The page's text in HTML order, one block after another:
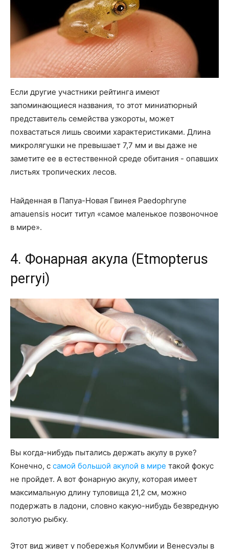
Если другие участники рейтинга имеют
запоминающиеся названия, то этот миниатюрный
представитель семейства узкороты, может
похвастаться лишь своими характеристиками. Длина
микролягушки не превышает 7,7 мм и вы даже не
заметите ее в естественной среде обитания - опавших
листьях тропических лесов.
Найденная в Папуа-Новая Гвинея Paedophryne
amauensis носит титул «самое маленькое позвоночное
в мире».
4. Фонарная акула (Etmopterus
perryi)
Вы когда-нибудь пытались держать акулу в руке?
Конечно, с самой большой акулой в мире такой фокус
не пройдет. А вот фонарную акулу, которая имеет
максимальную длину туловища 21,2 см, можно
подержать в ладони, словно какую-нибудь безвредную
золотую рыбку.
Этот вид живет у побережья Колумбии и Венесуэлы в